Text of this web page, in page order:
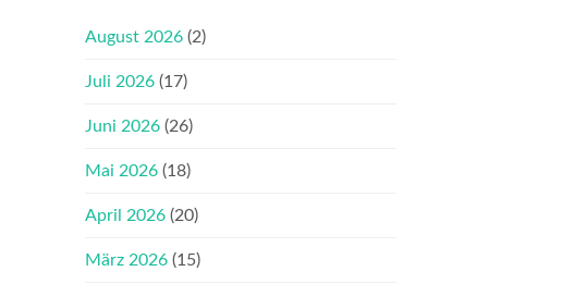
August 2026 (2)
Juli 2026 (17)
Juni 2026 (26)
Mai 2026 (18)
April 2026 (20)
März 2026 (15)